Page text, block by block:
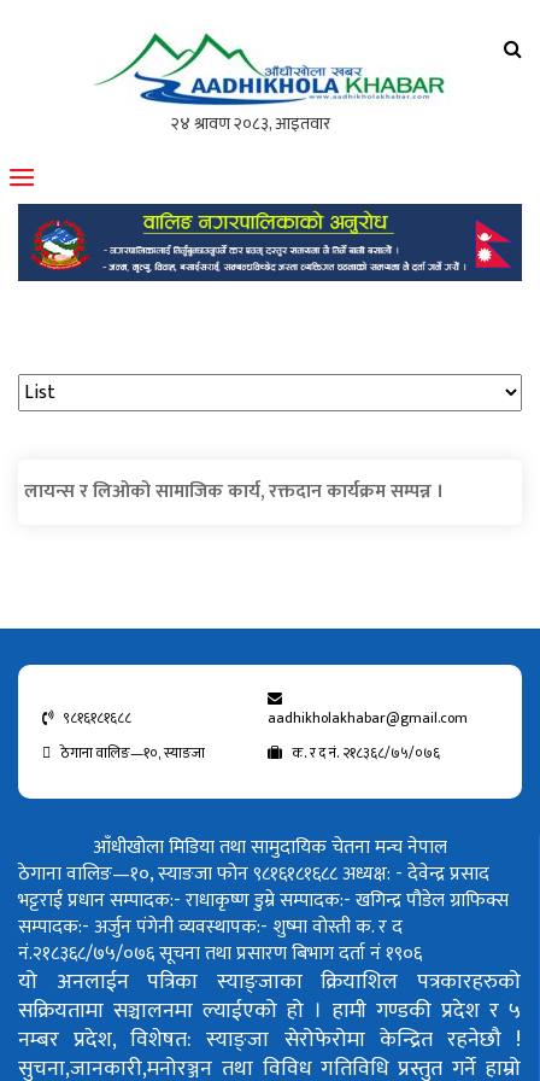
मोफसलकै लोकप्रिय अनलाइन पत्रिका
लायन्स र लिओको सामाजिक कार्य, रक्तदान कार्यक्रम सम्पन्न ।
९८१६१८१६८८
aadhikholakhabar@gmail.com
ठेगाना वालिङ—१०, स्याङजा
क. र द नं. २१८३६८/७५/०७६
आँधीखोला मिडिया तथा सामुदायिक चेतना मन्च नेपाल
ठेगाना वालिङ—१०, स्याङजा फोन ९८१६१८१६८८अध्यक्ष: - देवेन्द्र प्रसाद
भट्टराईप्रधान सम्पादक:- राधाकृष्ण डुम्रेसम्पादक:- खगिन्द्र पौडेलग्राफिक्स
सम्पादक:- अर्जुन पंगेनीव्यवस्थापक:- शुष्मा वोस्तीक. र द
नं.२१८३६८/७५/०७६सूचना तथा प्रसारण बिभाग दर्ता नं १९०६
यो अनलाईन पत्रिका स्याङ्जाका क्रियाशिल पत्रकारहरुको
सक्रियतामा सञ्चालनमा ल्याईएको हो । हामी गण्डकी प्रदेश र ५
नम्बर प्रदेश, विशेषत: स्याङ्जा सेरोफेरोमा केन्द्रित रहनेछौ !
सुचना,जानकारी,मनोरञ्जन तथा विविध गतिविधि प्रस्तुत गर्ने हाम्रो